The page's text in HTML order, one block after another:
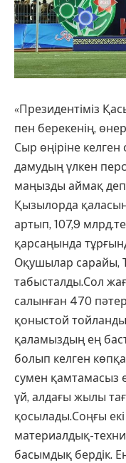
«Президентіміз
пен берекенің,
Сыр өңіріне
дамудың үлкен
маңызды аймақ
Қызылорда
артып, 107,9
қарсаңында
Оқушылар сарайы,
табысталды.Сол
салынған 470
қоныстой
қаламыздың ең
болып келген
сумен қамтамасыз
үй, алдағы жылы
қосылады.Соңғы
материалдық-
басымдық бердік.